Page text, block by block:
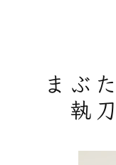
まぶ
執